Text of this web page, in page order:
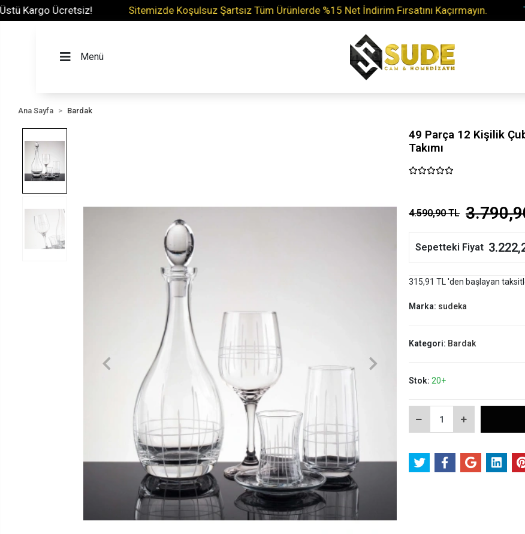
Ücretsiz! Sitemizde Koşulsuz Şartsız Tüm Ürünlerde %15 Net İndirim Fırsatını Kaçırmayın.
Menü
Ana Sayfa Bardak
49 Parça 12 Kişilik
Takımı
4.590,90 TL
Sepetteki Fiyat
315,91 TL 'den başlayan
Marka: sudeka
Kategori: Bardak
Stok: 20+